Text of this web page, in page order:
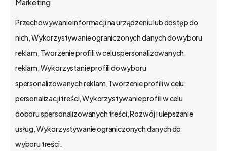
Przechowywanie informacji na urządzeniu lub dostęp do
nich, Wykorzystywanie ograniczonych danych do wyboru
reklam, Tworzenie profili w celu spersonalizowanych
reklam, Wykorzystanie profili do wyboru
spersonalizowanych reklam, Tworzenie profili w celu
personalizacji treści, Wykorzystywanie profili w celu
doboru spersonalizowanych treści, Rozwój i ulepszanie
usług, Wykorzystywanie ograniczonych danych do
wyboru treści.
bs4 business solutions sp. z o.o.
na rynku od 2002 r.
kapitał zakładowy 1,15 mln zł.
Poznań, Polska
tel. 61 848 44 23
bs4@bs4.io